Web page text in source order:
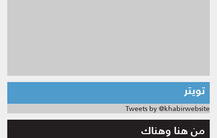
تويتر
Tweets by @khabirwebsite
من هنا وهناك